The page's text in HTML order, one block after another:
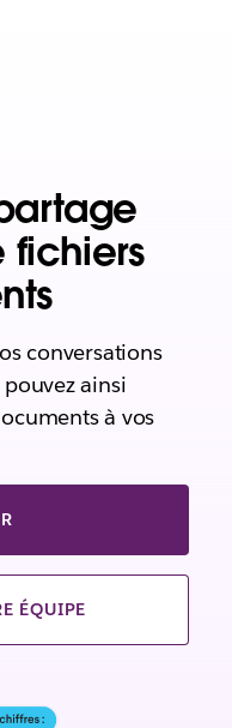
conversations
pouvez ainsi
à vos
ÉQUIPE